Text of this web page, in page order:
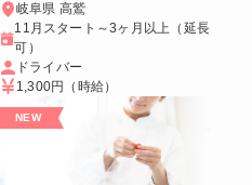
岐阜県 高鷲
11月スタート～3ヶ月以上（延長
可）
ドライバー
1,300円
（時給）